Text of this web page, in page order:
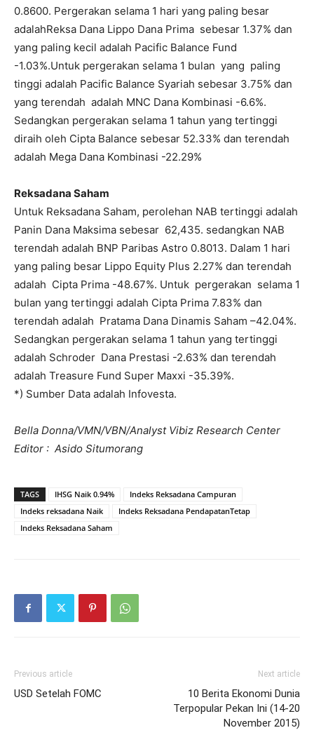
0.8600. Pergerakan selama 1 hari yang paling besar
adalahReksa Dana Lippo Dana Prima sebesar 1.37% dan
yang paling kecil adalah Pacific Balance Fund
-1.03%.Untuk pergerakan selama 1 bulan yang paling
tinggi adalah Pacific Balance Syariah sebesar 3.75% dan
yang terendah adalah MNC Dana Kombinasi -6.6%.
Sedangkan pergerakan selama 1 tahun yang tertinggi
diraih oleh Cipta Balance sebesar 52.33% dan terendah
adalah Mega Dana Kombinasi -22.29%
Reksadana Saham
Untuk Reksadana Saham, perolehan NAB tertinggi adalah
Panin Dana Maksima sebesar 62,435. sedangkan NAB
terendah adalah BNP Paribas Astro 0.8013. Dalam 1 hari
yang paling besar Lippo Equity Plus 2.27% dan terendah
adalah Cipta Prima -48.67%. Untuk pergerakan selama 1
bulan yang tertinggi adalah Cipta Prima 7.83% dan
terendah adalah Pratama Dana Dinamis Saham –42.04%.
Sedangkan pergerakan selama 1 tahun yang tertinggi
adalah Schroder Dana Prestasi -2.63% dan terendah
adalah Treasure Fund Super Maxxi -35.39%.
*) Sumber Data adalah Infovesta.
Bella Donna/VMN/VBN/Analyst Vibiz Research Center
Editor : Asido Situmorang
TAGS IHSG Naik 0.94%
Indeks Reksadana Campuran
Indeks reksadana Naik
Indeks Reksadana PendapatanTetap
Indeks Reksadana Saham
Previous article
USD Setelah FOMC
Next article
10 Berita Ekonomi Dunia
Terpopular Pekan Ini (14-20
November 2015)